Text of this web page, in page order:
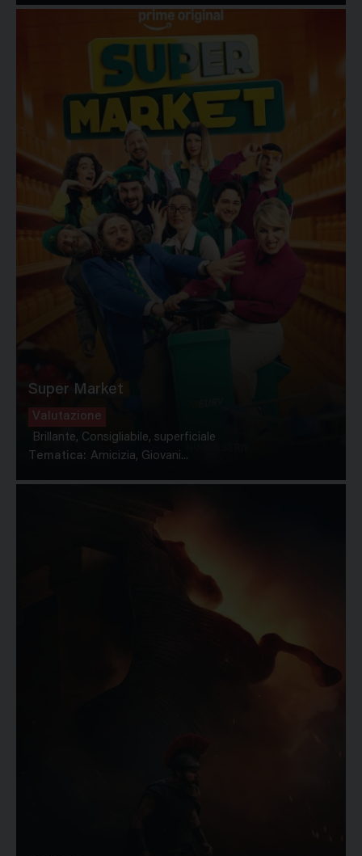
Super Market
Valutazione
Brillante, Consigliabile, superficiale
Tematica: Amicizia, Giovani...